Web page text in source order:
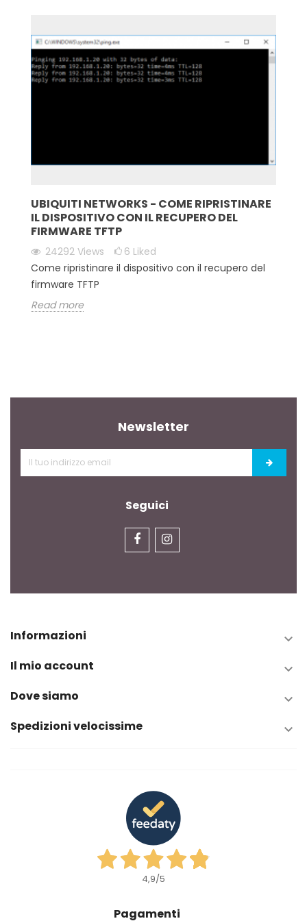
UBIQUITI NETWORKS - COME RIPRISTINARE
IL DISPOSITIVO CON IL RECUPERO DEL
FIRMWARE TFTP
24292 Views 6 Liked
Come ripristinare il dispositivo con il recupero del
firmware TFTP
Read more
Newsletter
Seguici
Informazioni 
Il mio account 
Dove siamo 
Spedizioni velocissime 
4,9/5
Pagamenti